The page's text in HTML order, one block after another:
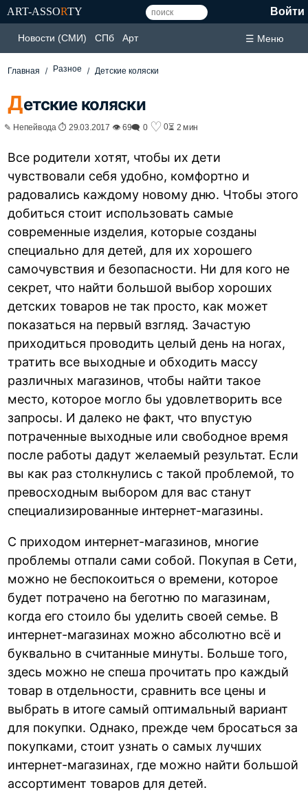
ART-ASSORTY Войти
Новости (СМИ) СПб Арт ☰ Меню
Главная Разное Детские коляски
Детские коляски
✎ Непейвода ⏱ 29.03.2017 👁 69🗨 0 ♡ 0⏳ 2 мин
Все родители хотят, чтобы их дети
чувствовали себя удобно, комфортно и
радовались каждому новому дню. Чтобы этого
добиться стоит использовать самые
современные изделия, которые созданы
специально для детей, для их хорошего
самочувствия и безопасности. Ни для кого не
секрет, что найти большой выбор хороших
детских товаров не так просто, как может
показаться на первый взгляд. Зачастую
приходиться проводить целый день на ногах,
тратить все выходные и обходить массу
различных магазинов, чтобы найти такое
место, которое могло бы удовлетворить все
запросы. И далеко не факт, что впустую
потраченные выходные или свободное время
после работы дадут желаемый результат. Если
вы как раз столкнулись с такой проблемой, то
превосходным выбором для вас станут
специализированные интернет-магазины.
С приходом интернет-магазинов, многие
проблемы отпали сами собой. Покупая в Сети,
можно не беспокоиться о времени, которое
будет потрачено на беготню по магазинам,
когда его стоило бы уделить своей семье. В
интернет-магазинах можно абсолютно всё и
буквально в считанные минуты. Больше того,
здесь можно не спеша прочитать про каждый
товар в отдельности, сравнить все цены и
выбрать в итоге самый оптимальный вариант
для покупки. Однако, прежде чем бросаться за
покупками, стоит узнать о самых лучших
интернет-магазинах, где можно найти большой
ассортимент товаров для детей.